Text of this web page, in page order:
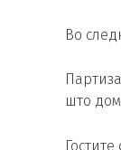
Во
што